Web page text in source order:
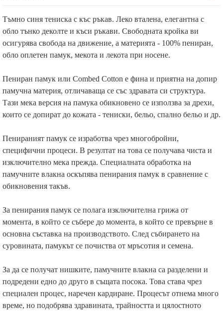
Тъмно синя тениска с къс ръкав. Леко вталена, елегантна с
обло тънко деколте и къси ръкави. Свободната кройка ви
осигурява свобода на движение, а материята - 100% пениран,
обло оплетен памук, мекота и лекота при носене.
Пениран памук или Combed Cotton е фина и приятна на допир
памучна материя, отличаваща се със здравата си структура.
Тази мека версия на памука обикновено се използва за дрехи,
които се допират до кожата - тениски, бельо, спално бельо и др.
Пенираният памук се изработва чрез многобройни,
специфични процеси. В резултат на това се получава чиста и
изключително мека прежда. Специалната обработка на
памучните влакна оскъпява пенирания памук в сравнение с
обикновения такъв.
За пенирания памук се полага изключителна грижа от
момента, в който се събере до момента, в който се превърне в
основна съставка на производството. След събирането на
суровината, памукът се почиства от мръсотия и семена.
За да се получат нишките, памучните влакна са разделени и
подредени едно до друго в същата посока. Това става чрез
специален процес, наречен кардиране. Процесът отнема много
време, но подобрява здравината, трайността и цялостното